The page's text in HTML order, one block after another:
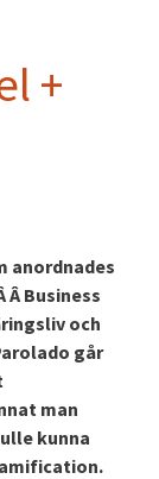
+
anordnades
Business
och
går
man
kunna